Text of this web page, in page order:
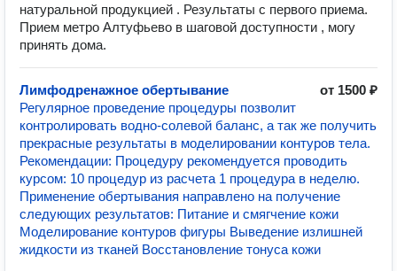
натуральной продукцией . Результаты с первого приема.
Прием метро Алтуфьево в шаговой доступности , могу
принять дома.
Лимфодренажное обертывание
от 1500 ₽
Регулярное проведение процедуры позволит
контролировать водно-солевой баланс, а так же получить
прекрасные результаты в моделировании контуров тела.
Рекомендации: Процедуру рекомендуется проводить
курсом: 10 процедур из расчета 1 процедура в неделю.
Применение обертывания направлено на получение
следующих результатов: Питание и смягчение кожи
Моделирование контуров фигуры Выведение излишней
жидкости из тканей Восстановление тонуса кожи